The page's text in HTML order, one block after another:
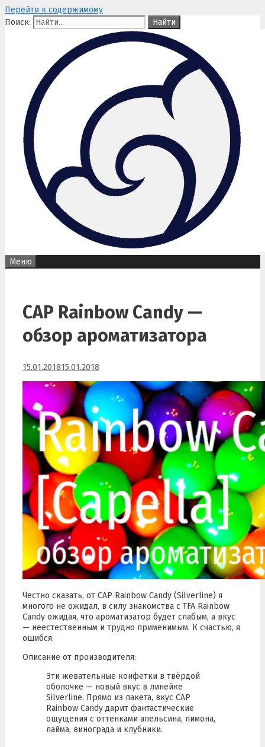
Перейти к содержимому
Поиск:
Меню
CAP Rainbow Candy —
обзор ароматизатора
15.01.201815.01.2018
Честно сказать, от CAP Rainbow Candy (Silverline) я
многого не ожидал, в силу знакомства с TFA Rainbow
Candy ожидая, что ароматизатор будет слабым, а вкус
— неестественным и трудно применимым. К счастью, я
ошибся.
Описание от производителя:
Эти жевательные конфетки в твёрдой
оболочке — новый вкус в линейке
Silverline. Прямо из пакета, вкус CAP
Rainbow Candy дарит фантастические
ощущения с оттенками апельсина, лимона,
лайма, винограда и клубники.